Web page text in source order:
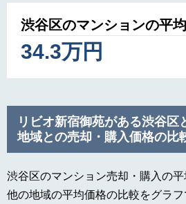
渋谷区のマンションの平
34.3万円
リビオ新宿御苑がある渋谷区
地域との売却・購入価格の比
渋谷区のマンション売却・購入の
他の地域の平均価格の比較をグラフ